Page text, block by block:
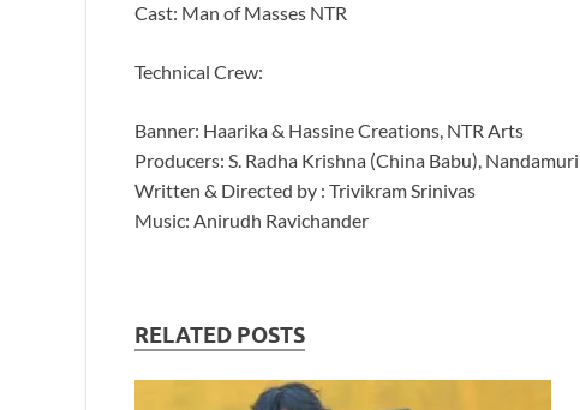
Cast: Man of Masses NTR
Technical Crew:
Banner: Haarika & Hassine Creations, NTR Arts
Producers: S. Radha Krishna (China Babu),
Written & Directed by : Trivikram Srinivas
Music: Anirudh Ravichander
RELATED POSTS